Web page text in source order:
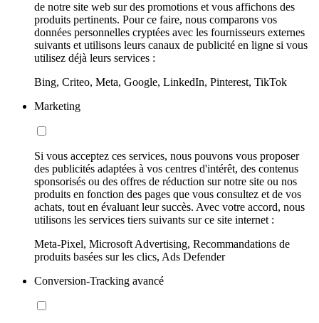
de notre site web sur des promotions et vous affichons des
produits pertinents. Pour ce faire, nous comparons vos
données personnelles cryptées avec les fournisseurs externes
suivants et utilisons leurs canaux de publicité en ligne si vous
utilisez déjà leurs services :
Bing, Criteo, Meta, Google, LinkedIn, Pinterest, TikTok
Marketing
Si vous acceptez ces services, nous pouvons vous proposer
des publicités adaptées à vos centres d'intérêt, des contenus
sponsorisés ou des offres de réduction sur notre site ou nos
produits en fonction des pages que vous consultez et de vos
achats, tout en évaluant leur succès. Avec votre accord, nous
utilisons les services tiers suivants sur ce site internet :
Meta-Pixel, Microsoft Advertising, Recommandations de
produits basées sur les clics, Ads Defender
Conversion-Tracking avancé